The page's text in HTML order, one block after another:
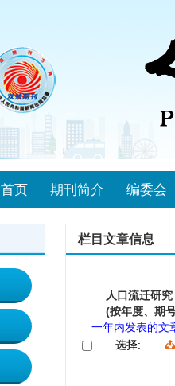
首页 期刊简介 编委会
栏目文章信息
人口流迁研
(按年度、期
一年内发表的文
选择: